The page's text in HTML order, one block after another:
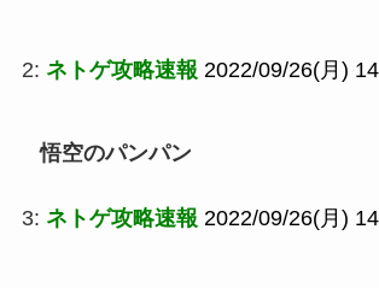
2: ネトゲ攻略速報 2022/09/26(月)
悟空のパンパン
3: ネトゲ攻略速報 2022/09/26(月)